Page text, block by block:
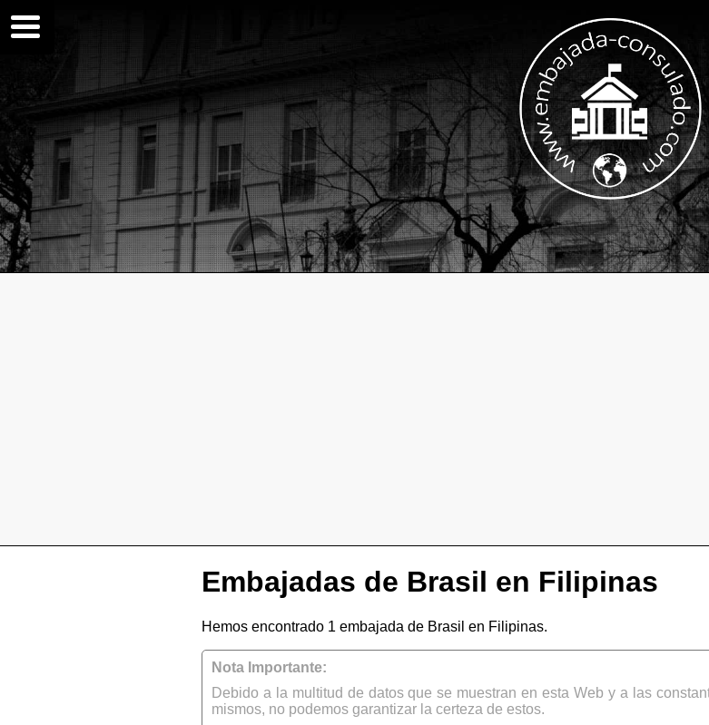
Embajadas de Brasil en Filipinas
Hemos encontrado 1 embajada de Brasil en Filipinas.
Nota Importante:
Debido a la multitud de datos que se muestran en esta Web y a las
mismos, no podemos garantizar la certeza de estos.